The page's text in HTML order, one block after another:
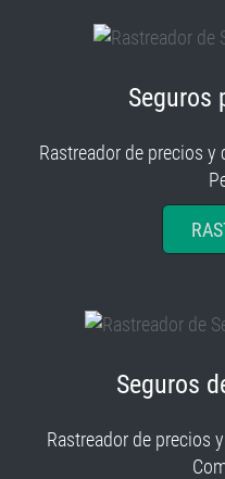
Seguros
Rastreador de precios
Seguros
Rastreador de precios